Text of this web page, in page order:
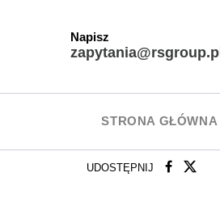
Napisz
zapytania@rsgroup.pl
STRONA GŁÓWNA
UDOSTĘPNIJ